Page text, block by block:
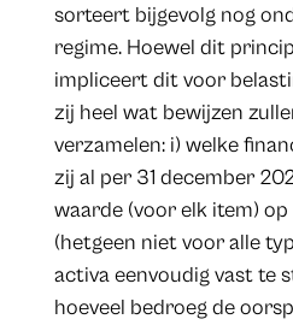
sorteert bijgevolg nog
regime. Hoewel dit
impliceert dit voor
zij heel wat bewijzen
verzamelen: i) welke
zij al per 31 december
waarde (voor elk item)
(hetgeen niet voor alle
activa eenvoudig vast te
hoeveel bedroeg de